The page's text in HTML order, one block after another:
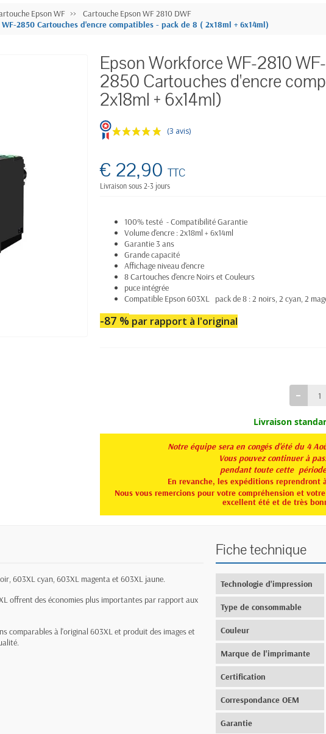
Epson WF
Cartouche Epson WF 2810 DWF
2850 Cartouches d'encre compatibles - pack de 8 ( 2x18ml + 6x14ml)
Epson Workforce WF-2810
2850 Cartouches d'encre
2x18ml + 6x14ml)
(3 avis)
€ 22,90TTC
Livraison sous 2-3 jours
100% testé - Compatibilité Garantie
Volume d'encre : 2x18ml + 6x14ml
Garantie 3 ans
Grande capacité
Affichage niveau d'encre
8 Cartouches d'encre Noirs et Couleurs
puce intégrée
Compatible Epson 603XL pack de 8 : 2 noirs, 2 cyan, 2
-87 % par rapport à l'original
Livraison
Notre équipe sera en congés d'été du 4
Vous pouvez continuer à
pendant toute cette
En revanche, les expéditions reprendront
Nous vous remercions pour votre compréhension et
excellent été et de très
603XL cyan, 603XL magenta et 603XL jaune.
offrent des économies plus importantes par rapport aux
comparables à l'original 603XL et produit des images et
Fiche technique
Technologie d'impression
Type de consommable
Couleur
Marque de l'imprimante
Certification
Correspondance OEM
Garantie